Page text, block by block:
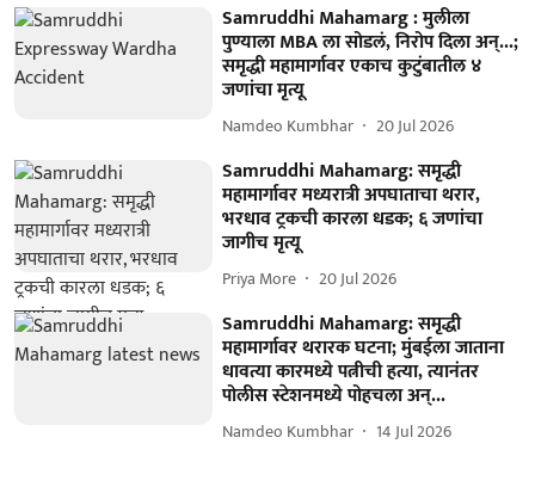
Samruddhi Mahamarg : मुलीला
पुण्याला MBA ला सोडलं, निरोप दिला अन्...;
समृद्धी महामार्गावर एकाच कुटुंबातील ४
जणांचा मृत्यू
Namdeo Kumbhar 20 Jul 2026
Samruddhi Mahamarg: समृद्धी
महामार्गावर मध्यरात्री अपघाताचा थरार,
भरधाव ट्रकची कारला धडक; ६ जणांचा
जागीच मृत्यू
Priya More 20 Jul 2026
Samruddhi Mahamarg: समृद्धी
महामार्गावर थरारक घटना; मुंबईला जाताना
धावत्या कारमध्ये पत्नीची हत्या, त्यानंतर
पोलीस स्टेशनमध्ये पोहचला अन्...
Namdeo Kumbhar 14 Jul 2026